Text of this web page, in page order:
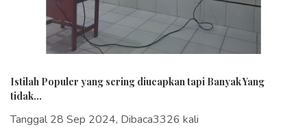
Istilah Populer yang sering diucapkan tapi Banyak Yang
tidak...
Tanggal 28 Sep 2024, Dibaca3326 kali